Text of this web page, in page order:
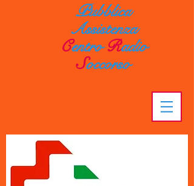
Pubblica
Assistenza
CentroRadio
Soccorso